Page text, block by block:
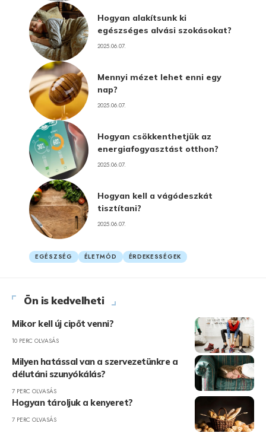
Hogyan alakítsunk ki
egészséges alvási szokásokat?
2025.06.07.
Mennyi mézet lehet enni egy
nap?
2025.06.07.
Hogyan csökkenthetjük az
energiafogyasztást otthon?
2025.06.07.
Hogyan kell a vágódeszkát
tisztítani?
2025.06.07.
EGÉSZSÉG ÉLETMÓD ÉRDEKESSÉGEK
Ön is kedvelheti
Mikor kell új cipőt venni?
10 PERC OLVASÁS
Milyen hatással van a szervezetünkre a
délutáni szunyókálás?
7 PERC OLVASÁS
Hogyan tároljuk a kenyeret?
7 PERC OLVASÁS